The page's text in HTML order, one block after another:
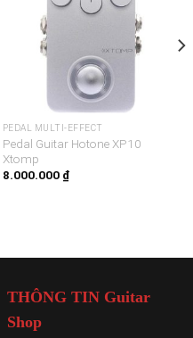
PEDAL MULTI-EFFECT
Pedal Guitar Hotone XP10
Xtomp
8.000.000 ₫
THÔNG TIN Guitar
Shop